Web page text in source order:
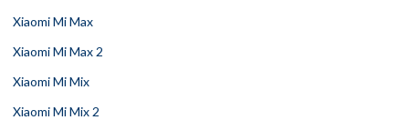
Xiaomi Mi Max
Xiaomi Mi Max 2
Xiaomi Mi Mix
Xiaomi Mi Mix 2